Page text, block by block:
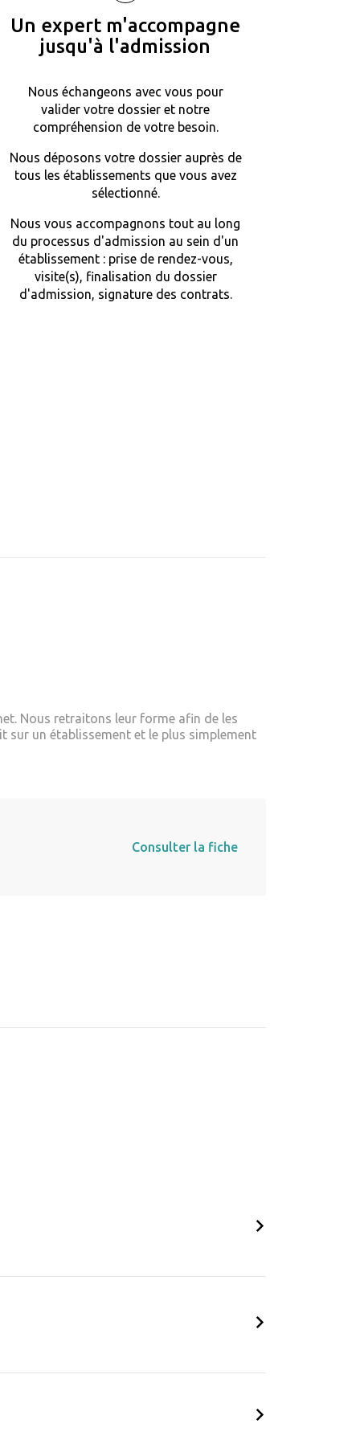
Un expert m'accompagne
jusqu'à l'admission
Nous échangeons avec vous pour
valider votre dossier et notre
compréhension de votre besoin.
Nous déposons votre dossier auprès de
tous les établissements que vous avez
sélectionné.
Nous vous accompagnons tout au long
du processus d'admission au sein d'un
établissement : prise de rendez-vous,
visite(s), finalisation du dossier
d'admission, signature des contrats.
Nous retraitons leur forme afin de les
sur un établissement et le plus simplement
Consulter la fiche